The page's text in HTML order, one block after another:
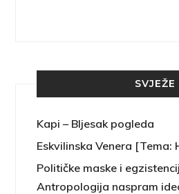
SVJEŽE
Kapi – Bljesak pogleda
Eskvilinska Venera [Tema:
Političke maske i
Antropologija naspram